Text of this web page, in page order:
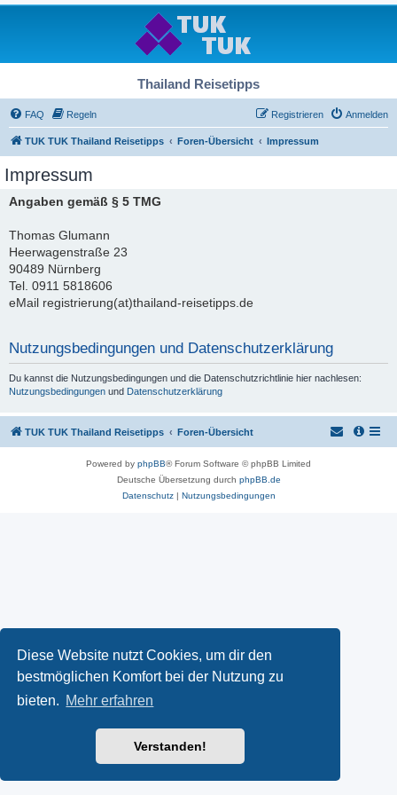
Diese Website nutzt Cookies, um dir den
bestmöglichen Komfort bei der Nutzung zu
bieten. Mehr erfahren
Verstanden!
Thailand Reisetipps
FAQ Regeln Anmelden
Registrieren
TUK TUK Thailand Reisetipps Foren-Übersicht Impressum
Impressum
Angaben gemäß § 5 TMG
Thomas Glumann
Heerwagenstraße 23
90489 Nürnberg
Tel. 0911 5818606
eMail registrierung(at)thailand-reisetipps.de
Nutzungsbedingungen und Datenschutzerklärung
Du kannst die Nutzungsbedingungen und die Datenschutzrichtlinie hier nachlesen:
Nutzungsbedingungen und Datenschutzerklärung
TUK TUK Thailand Reisetipps Foren-Übersicht
Powered by phpBB® Forum Software © phpBB Limited
Deutsche Übersetzung durch phpBB.de
Datenschutz| Nutzungsbedingungen